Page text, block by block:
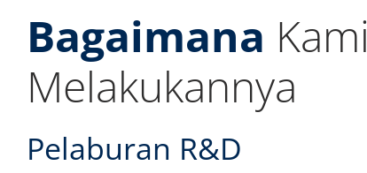
Bagaimana Kami
Melakukannya
Pelaburan R&D